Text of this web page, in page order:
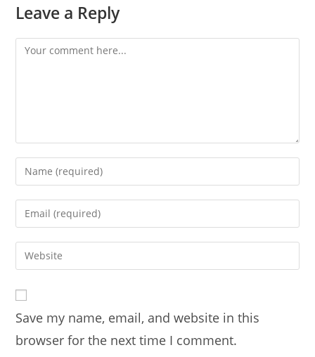
Leave a Reply
Comment
Enter
your
name
comment
Enter
your
email
address
Enter
your
URL
(optional)
Save my name, email, and website in this
browser for the next time I comment.